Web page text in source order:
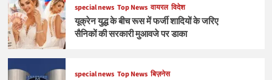
special news Top News वायरल विदेश
यूक्रेन युद्ध के बीच रूस में फर्जी शादियों के जरिए
सैनिकों की सरकारी मुआवजे पर डाका
special news Top News बिज़नेस